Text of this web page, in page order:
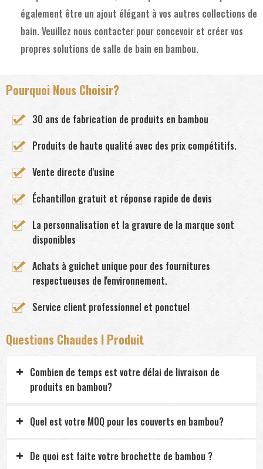
également être un ajout élégant à vos autres collections de
bain. Veuillez nous contacter pour concevoir et créer vos
propres solutions de salle de bain en bambou.
Pourquoi Nous Choisir?
30 ans de fabrication de produits en bambou
Produits de haute qualité avec des prix compétitifs.
Vente directe d'usine
Échantillon gratuit et réponse rapide de devis
La personnalisation et la gravure de la marque sont
disponibles
Achats à guichet unique pour des fournitures
respectueuses de l'environnement.
Service client professionnel et ponctuel
Questions Chaudes I Produit
Combien de temps est votre délai de livraison de
produits en bambou?
Quel est votre MOQ pour les couverts en bambou?
De quoi est faite votre brochette de bambou ?